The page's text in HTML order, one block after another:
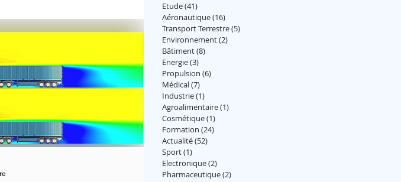
Etude(41)41 posts
Aéronautique(16)16 posts
Transport Terrestre(5)5 posts
Environnement(2)2 posts
Bâtiment(8)8 posts
Energie(3)3 posts
Propulsion (6)6 posts
Médical(7)7 posts
Industrie(1)1 post
Agroalimentaire(1)1 post
Cosmétique(1)1 post
Formation (24)24 posts
Actualité(52)52 posts
Sport(1)1 post
Electronique(2)2 posts
Pharmaceutique(2)2 posts